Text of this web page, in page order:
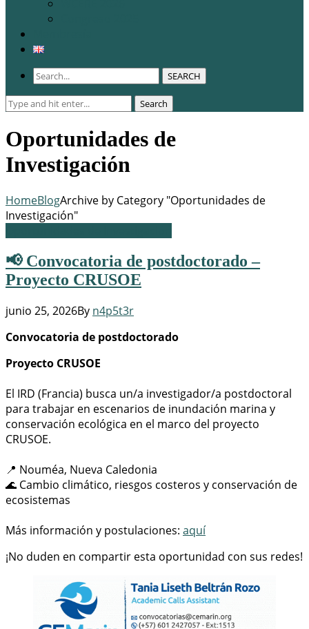
SEARCH
Search
Search
Oportunidades de
Investigación
HomeBlogArchive by Category "Oportunidades de
Investigación"
📢 Convocatoria de postdoctorado –
Proyecto CRUSOE
junio 25, 2026By n4p5t3r
Convocatoria de postdoctorado
Proyecto CRUSOE
El IRD (Francia) busca un/a investigador/a postdoctoral
para trabajar en escenarios de inundación marina y
conservación ecológica en el marco del proyecto
CRUSOE.
📍 Nouméa, Nueva Caledonia
🌊 Cambio climático, riesgos costeros y conservación de
ecosistemas
Más información y postulaciones: aquí
¡No duden en compartir esta oportunidad con sus redes!